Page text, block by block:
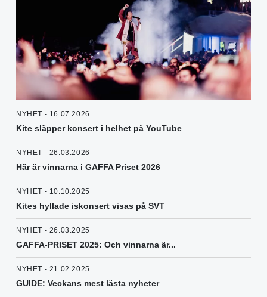
NYHET - 16.07.2026
Kite släpper konsert i helhet på YouTube
NYHET - 26.03.2026
Här är vinnarna i GAFFA Priset 2026
NYHET - 10.10.2025
Kites hyllade iskonsert visas på SVT
NYHET - 26.03.2025
GAFFA-PRISET 2025: Och vinnarna är...
NYHET - 21.02.2025
GUIDE: Veckans mest lästa nyheter